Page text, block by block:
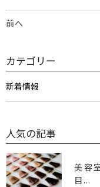
前へ
カテゴリー
新着情報
人気の記事
美容
目...